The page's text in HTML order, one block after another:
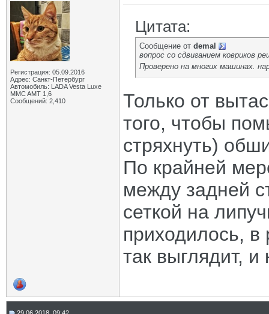
Регистрация: 05.09.2016
Адрес: Санкт-Петербург
Автомобиль: LADA Vesta Luxe
MMC AMT 1,6
Сообщений: 2,410
Цитата:
Сообщение от demal
вопрос со сдвиганием ковриков
Проверено на многих машинах.
Только от
того, чтобы
стряхнуть)
По крайней
между задней
сеткой на
приходилось, в
так выглядит, и